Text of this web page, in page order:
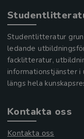
Studentlitteratur
ledande
facklitteratur,
informationstjänster
längs hela
Kontakta oss
Kontakta oss